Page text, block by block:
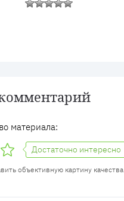
материала:
Достаточно интересно
объективную картину качества